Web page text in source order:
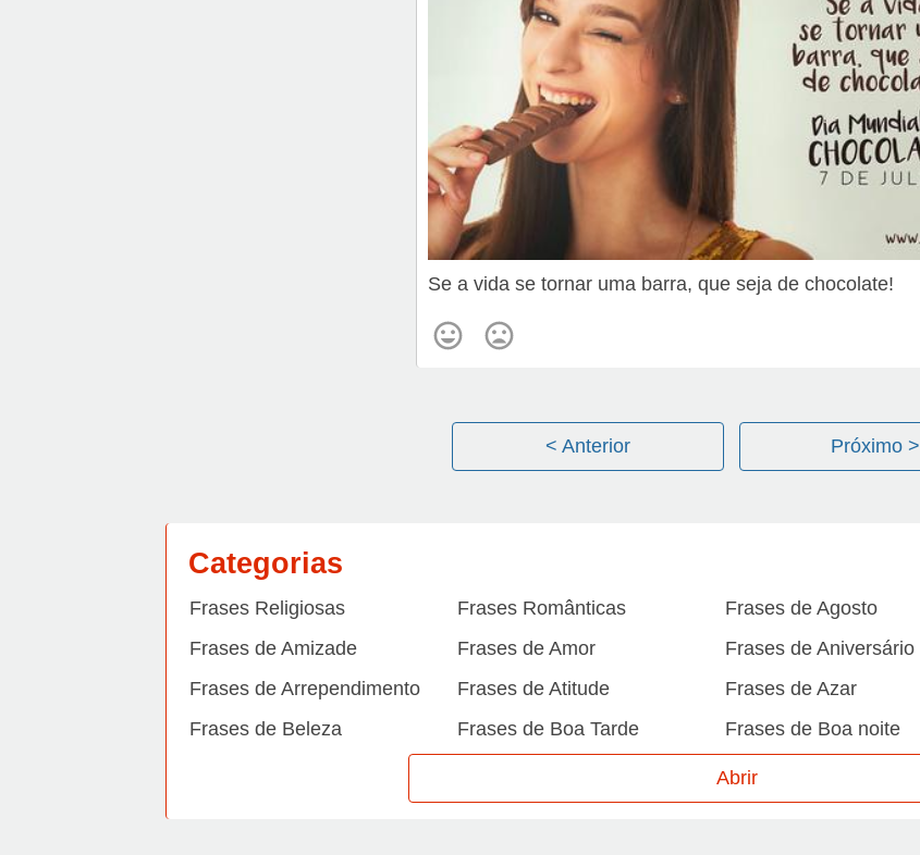
Se a vida se tornar uma barra, que seja de chocolate!
< Anterior Próximo >
Categorias
Frases Religiosas Frases Românticas Frases de Agosto
Frases de Amizade
Frases de Amor Frases de Aniversário
Frases de Arrependimento
Frases de Atitude Frases de Azar
Frases de Beleza
Frases de Boa Tarde Frases de Boa noite
Frases de Caráter
Frases de Desculpa Frases de Dezembro
Abrir